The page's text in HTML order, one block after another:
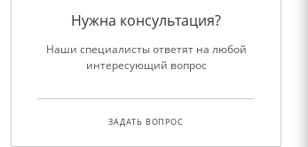
Нужна консультация?
Наши специалисты ответят на любой
интересующий вопрос
ЗАДАТЬ ВОПРОС